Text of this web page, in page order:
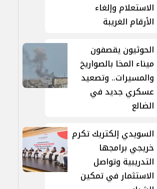
الاستعلام وإلغاء
الأرقام الغريبة
الحوثيون يقصفون
ميناء المخا بالصواريخ
والمسيرات.. وتصعيد
عسكري جديد في
الضالع
السويدي إلكتريك تكرم
خريجي برامجها
التدريبية وتواصل
الاستثمار في تمكين